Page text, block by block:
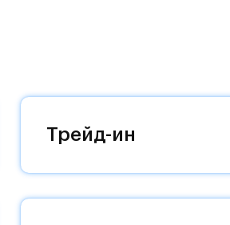
получает доступ к
от известных
Трейд-ин